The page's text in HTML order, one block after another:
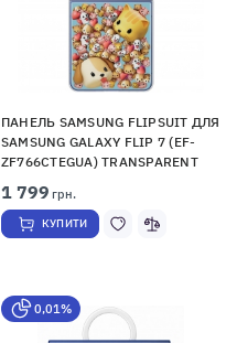
ПАНЕЛЬ SAMSUNG FLIPSUIT ДЛЯ
SAMSUNG GALAXY FLIP 7 (EF-
ZF766CTEGUA) TRANSPARENT
1 799 грн.
КУПИТИ
0,01%